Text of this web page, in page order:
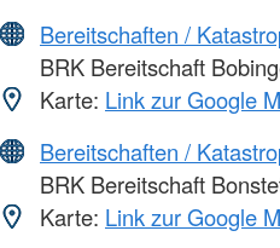
Bereitschaften /
BRK Bereitschaft
Karte: Link zur Google
Bereitschaften /
BRK Bereitschaft
Karte: Link zur Google